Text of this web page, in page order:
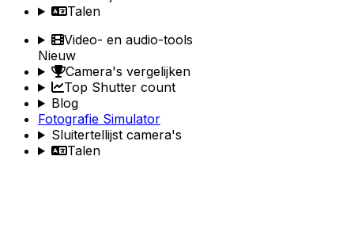
Talen
Video- en audio-tools
Nieuw
Camera's vergelijken
Top Shutter count
Blog
Fotografie Simulator
Sluitertellijst camera's
Talen